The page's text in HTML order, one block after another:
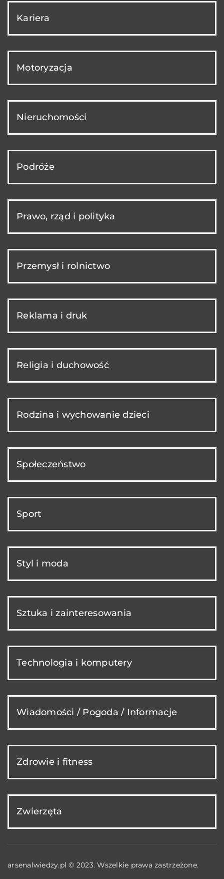
Kariera
Motoryzacja
Nieruchomości
Podróże
Prawo, rząd i polityka
Przemysł i rolnictwo
Reklama i druk
Religia i duchowość
Rodzina i wychowanie dzieci
Społeczeństwo
Sport
Styl i moda
Sztuka i zainteresowania
Technologia i komputery
Wiadomości / Pogoda / Informacje
Zdrowie i fitness
Zwierzęta
arsenalwiedzy.pl © 2023. Wszelkie prawa zastrzeżone.